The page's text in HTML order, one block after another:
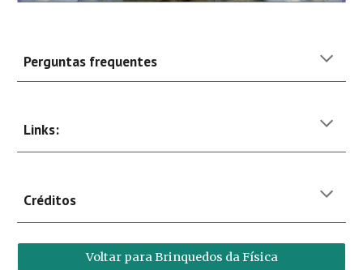
Perguntas frequentes
Links:
Créditos
Voltar para Brinquedos da Física